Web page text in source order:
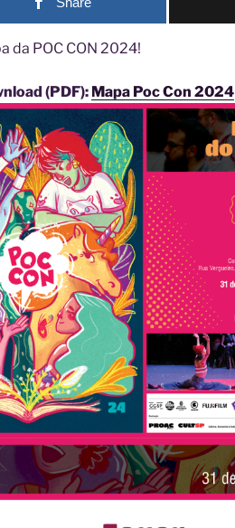
da POC CON 2024!
(PDF): Mapa Poc Con 2024